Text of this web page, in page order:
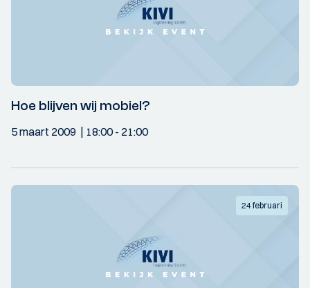
Hoe blijven wij mobiel?
5 maart 2009 18:00- 21:00
24 februari